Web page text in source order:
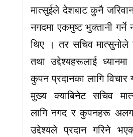
मात्सुईले देशबाट कुनै
नगदमा एकमुष्ट भुक्तानी गर्ने
थिए । तर सचिव
तथा उद्देश्यहरूलाई
कुपन प्रदानका लागि विचार
मुख्य क्याबिनेट सचिव
लागि नगद र कुपनहरू
उद्देश्यले प्रदान गरिने